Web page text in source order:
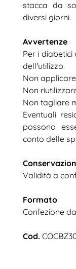
stacca da
diversi giorni.
Avvertenze
Per i
dell'utilizzo.
Non
Non
Non tagliare
Eventuali
possono
conto delle
Validità a
Formato
Confezione
Cod.